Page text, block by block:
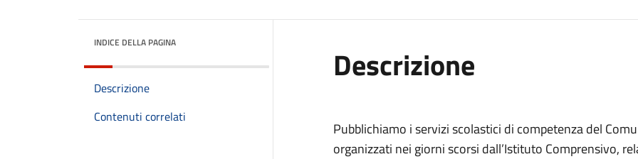
INDICE DELLA PAGINA
Descrizione
Contenuti correlati
Descrizione
Pubblichiamo i servizi scolastici di competenza del
organizzati nei giorni scorsi dall’Istituto Comprensivo,